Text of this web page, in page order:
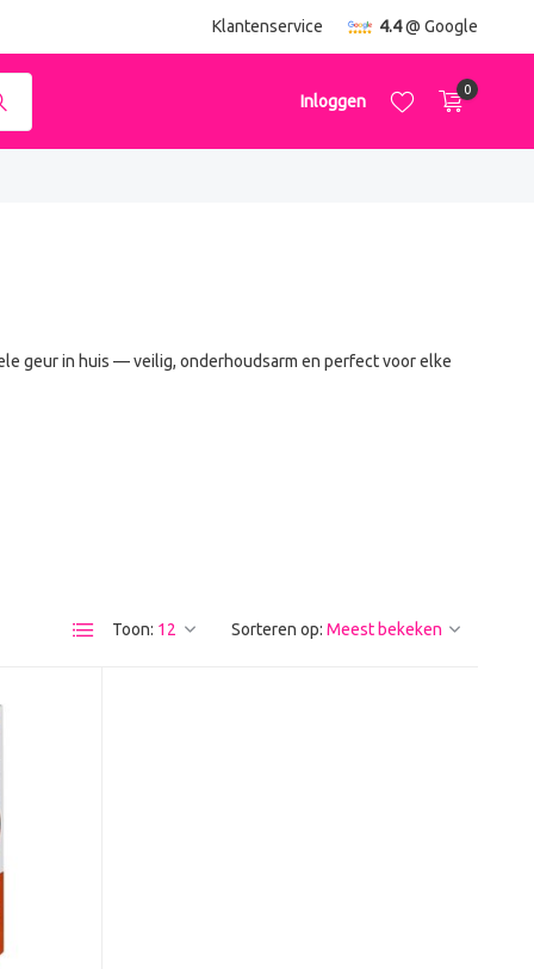
Klantenservice 4.4@ Google
Inloggen
0
geur in huis — veilig, onderhoudsarm en perfect voor elke
Toon: Sorteren op: